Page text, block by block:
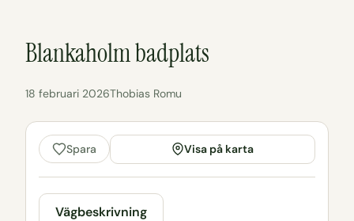
Blankaholm badplats
18 februari 2026Thobias Romu
Spara Visa på karta
Vägbeskrivning